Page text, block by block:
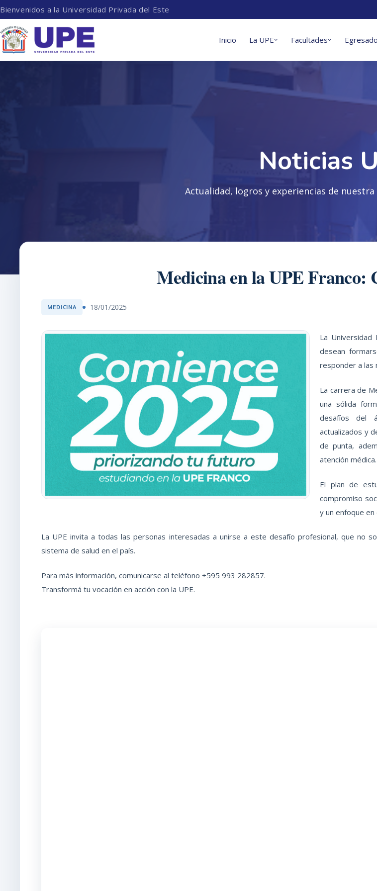
Bienvenidos a la Universidad Privada del Este
Inicio La UPE Facultades
Noticias
Actualidad, logros y experiencias de
Medicina en la UPE Franco:
MEDICINA 18/01/2025
La
desean
responder a las
La carrera de
una sólida
desafíos del
actualizados y
de punta,
atención médica.
El plan de
compromiso
y un enfoque
La UPE invita a todas las personas interesadas a unirse a este desafío profesional, que no
sistema de salud en el país.
Para más información, comunicarse al teléfono +595 993 282857.
Transformá tu vocación en acción con la UPE.